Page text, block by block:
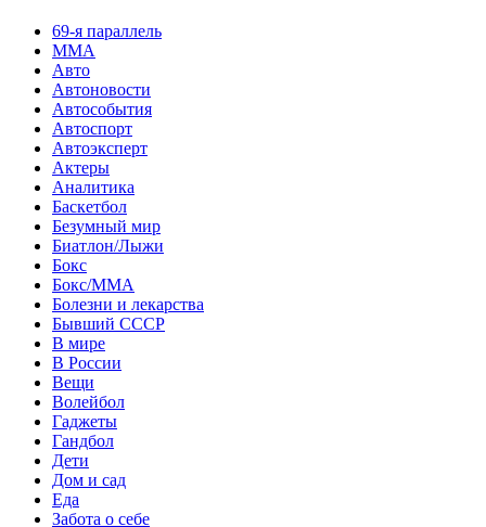
69-я параллель
MMA
Авто
Автоновости
Автособытия
Автоспорт
Автоэксперт
Актеры
Аналитика
Баскетбол
Безумный мир
Биатлон/Лыжи
Бокс
Бокс/MMA
Болезни и лекарства
Бывший СССР
В мире
В России
Вещи
Волейбол
Гаджеты
Гандбол
Дети
Дом и сад
Еда
Забота о себе